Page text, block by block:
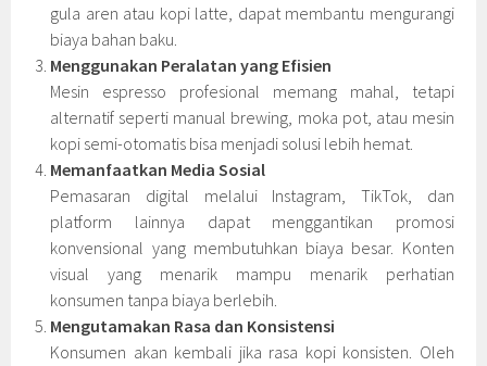
gula aren atau kopi latte, dapat membantu mengurangi
biaya bahan baku.
Menggunakan Peralatan yang Efisien
Mesin espresso profesional memang mahal, tetapi
alternatif seperti manual brewing, moka pot, atau mesin
kopi semi-otomatis bisa menjadi solusi lebih hemat.
Memanfaatkan Media Sosial
Pemasaran digital melalui Instagram, TikTok, dan
platform lainnya dapat menggantikan promosi
konvensional yang membutuhkan biaya besar. Konten
visual yang menarik mampu menarik perhatian
konsumen tanpa biaya berlebih.
Mengutamakan Rasa dan Konsistensi
Konsumen akan kembali jika rasa kopi konsisten. Oleh